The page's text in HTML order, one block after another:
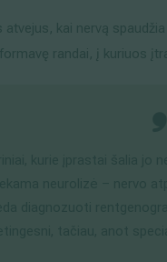
kai nervą
randai, į kuriuos